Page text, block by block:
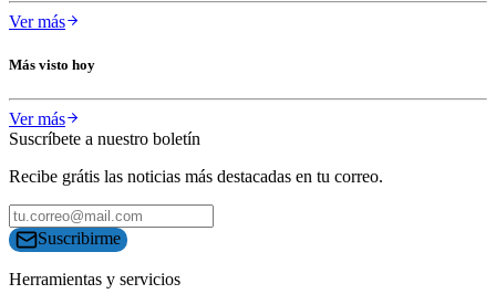
Ver más
Más visto hoy
Ver más
Suscríbete a nuestro boletín
Recibe grátis las noticias más destacadas en tu correo.
Suscribirme
Herramientas y servicios